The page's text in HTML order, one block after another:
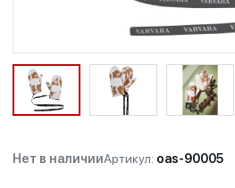
Нет в наличииАртикул: oas-90005